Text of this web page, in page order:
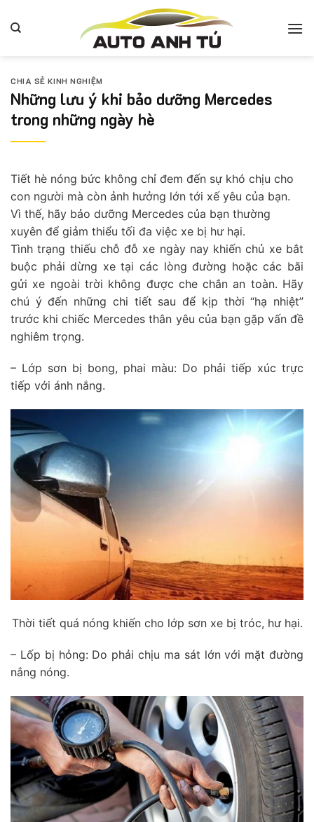
qua
CHIA SẺ KINH NGHIỆM
Những lưu ý khi bảo dưỡng Mercedes
trong những ngày hè
Tiết hè nóng bức không chỉ đem đến sự khó chịu cho
con người mà còn ảnh hưởng lớn tới xế yêu của bạn.
Vì thế, hãy bảo dưỡng Mercedes của bạn thường
xuyên để giảm thiểu tối đa việc xe bị hư hại.
Tình trạng thiếu chỗ đỗ xe ngày nay khiến chủ xe bắt
buộc phải dừng xe tại các lòng đường hoặc các bãi
gửi xe ngoài trời không được che chắn an toàn. Hãy
chú ý đến những chi tiết sau để kịp thời “hạ nhiệt”
trước khi chiếc Mercedes thân yêu của bạn gặp vấn đề
nghiêm trọng.
– Lớp sơn bị bong, phai màu: Do phải tiếp xúc trực
tiếp với ánh nắng.
Thời tiết quá nóng khiến cho lớp sơn xe bị tróc, hư hại.
– Lốp bị hỏng: Do phải chịu ma sát lớn với mặt đường
nắng nóng.